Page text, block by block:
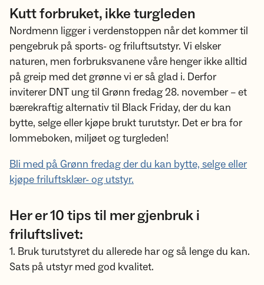
Kutt forbruket, ikke turgleden
Nordmenn ligger i verdenstoppen når det kommer til
pengebruk på sports- og friluftsutstyr. Vi elsker
naturen, men forbruksvanene våre henger ikke alltid
på greip med det grønne vi er så glad i. Derfor
inviterer DNT ung til Grønn fredag 28. november – et
bærekraftig alternativ til Black Friday, der du kan
bytte, selge eller kjøpe brukt turutstyr. Det er bra for
lommeboken, miljøet og turgleden!
Bli med på Grønn fredag der du kan bytte, selge eller
kjøpe friluftsklær- og utstyr.
Her er 10 tips til mer gjenbruk i
friluftslivet:
1. Bruk turutstyret du allerede har og så lenge du kan.
Sats på utstyr med god kvalitet.